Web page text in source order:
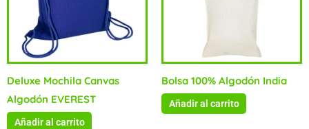
Deluxe Mochila Canvas
Algodón EVEREST
Añadir al carrito
Bolsa 100% Algodón India
Añadir al carrito